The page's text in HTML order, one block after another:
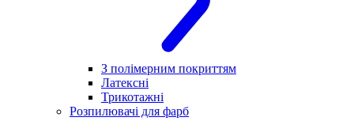
З полімерним покриттям
Латексні
Трикотажні
Розпилювачі для фарб